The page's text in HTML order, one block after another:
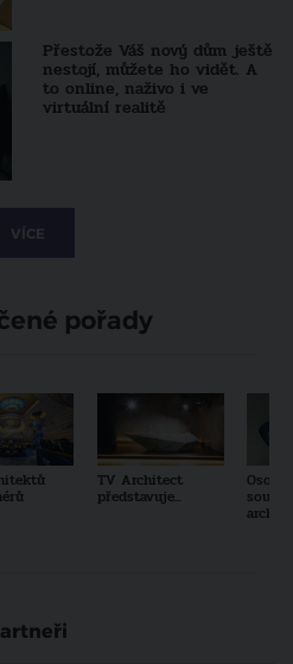
Přestože Váš nový dům ještě
nestojí, můžete ho vidět. A
to online, naživo i ve
virtuální realitě
VÍCE
pořady
TV Architect
představuje...